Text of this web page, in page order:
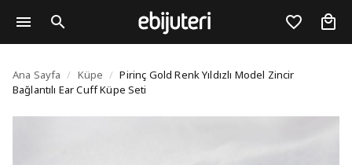
Pirinç Gold Renk
Ana Sayfa / Küpe / Pirinç Gold Renk Yıldızlı Model Zincir
Bağlantılı Ear Cuff Küpe Seti